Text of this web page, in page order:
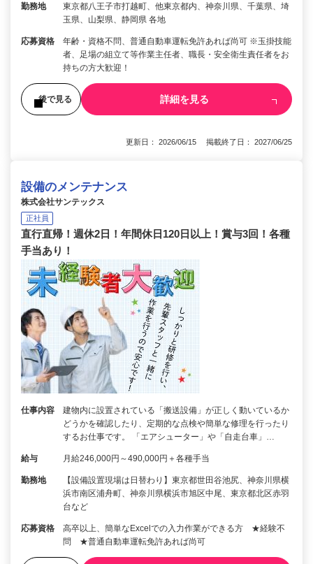
勤務地
東京都八王子市打越町、他東京都内、神奈川県、千葉県、埼
玉県、山梨県、静岡県 各地
応募資格
年齢・資格不問、普通自動車運転免許あれば尚可 ※玉掛技能
者、足場の組立て等作業主任者、職長・安全衛生責任者をお
持ちの方大歓迎！
後で見る 詳細を見る
更新日： 2026/06/15 掲載終了日： 2027/06/25
設備のメンテナンス
株式会社サンテックス
正社員
直行直帰！週休2日！年間休日120日以上！賞与3回！各種
手当あり！
仕事内容
建物内に設置されている「搬送設備」が正しく動いているか
どうかを確認したり、定期的な点検や簡単な修理を行ったり
するお仕事です。 「エアシューター」や「自走台車」…
給与 月給246,000円～490,000円＋各種手当
勤務地
【設備設置現場は日替わり】東京都世田谷池尻、神奈川県横
浜市南区浦舟町、神奈川県横浜市旭区中尾、東京都北区赤羽
台など
応募資格
高卒以上、簡単なExcelでの入力作業ができる方 ★経験不
問 ★普通自動車運転免許あれば尚可